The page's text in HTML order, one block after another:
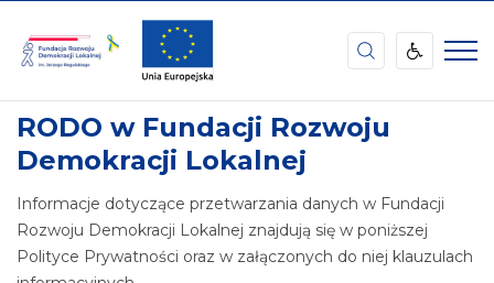
Fundacja
Rozwoju
Lokalnej
im.
Jerzego
Regulskiego
RODO w Fundacji Rozwoju
Demokracji Lokalnej
Informacje dotyczące przetwarzania danych w Fundacji
Rozwoju Demokracji Lokalnej znajdują się w poniższej
Polityce Prywatności oraz w załączonych do niej klauzulach